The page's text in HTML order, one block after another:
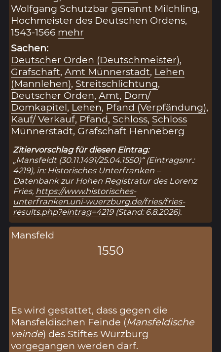
Wolfgang Schutzbar genannt Milchling,
Hochmeister des Deutschen Ordens,
1543-1566 mehr
Sachen:
Deutscher Orden (Deutschmeister),
Grafschaft,Amt Münnerstadt, Lehen
(Mannlehen), Streitschlichtung,
Deutscher Orden,Amt, Dom/
Domkapitel, Lehen, Pfand (Verpfändung),
Kauf/ Verkauf, Pfand, Schloss, Schloss
Münnerstadt, Grafschaft Henneberg
Zitiervorschlag für diesen Eintrag:
„Mansfeldt (30.11.1491/25.04.1550)“ (Eintragsnr.:
4219), in: Historisches Unterfranken –
Datenbank zur Hohen Registratur des Lorenz
Fries, https://www.historisches-
unterfranken.uni-wuerzburg.de/fries/fries-
results.php?eintrag=4219(Stand: 6.8.2026).
Mansfeld
1550
Es wird gestattet, dass gegen die
Mansfeldischen Feinde (Mansfeldische
veinde) des Stiftes Würzburg
vorgegangen werden darf.